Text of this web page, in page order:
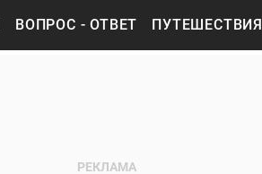
ВОПРОС - ОТВЕТ ПУТЕШЕСТВИЯ